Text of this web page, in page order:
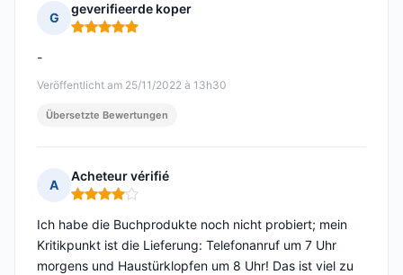
G
geverifieerde koper
Hinweis: 5 von 5
Veröffentlicht am 25/11/2022 à 13h30
-
Übersetzte Bewertungen
A
Acheteur vérifié
Hinweis: 4 von 5
Ich habe die Buchprodukte noch nicht probiert; mein
Kritikpunkt ist die Lieferung: Telefonanruf um 7 Uhr
morgens und Haustürklopfen um 8 Uhr! Das ist viel zu